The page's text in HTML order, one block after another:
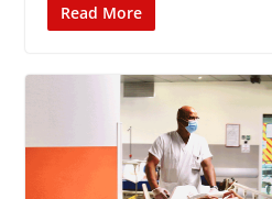
Read More